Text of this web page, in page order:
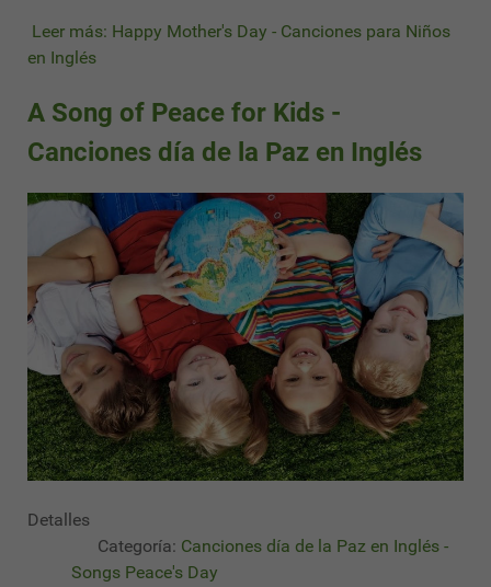
Leer más: Happy Mother's Day - Canciones para Niños
en Inglés
A Song of Peace for Kids -
Canciones día de la Paz en Inglés
Detalles
Categoría: Canciones día de la Paz en Inglés -
Songs Peace's Day